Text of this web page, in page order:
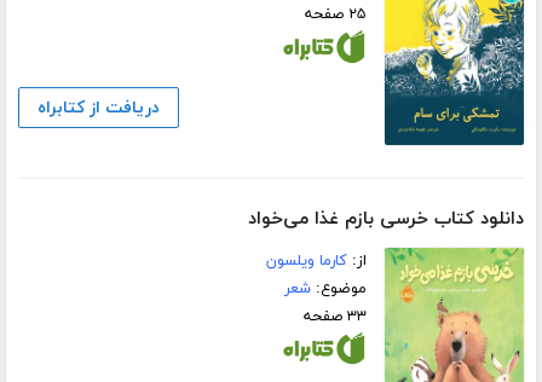
۲۵ صفحه
دریافت از کتابراه
دانلود کتاب خرسی بازم غذا می‌خواد
از:کارما ویلسون
موضوع:شعر
۳۳ صفحه